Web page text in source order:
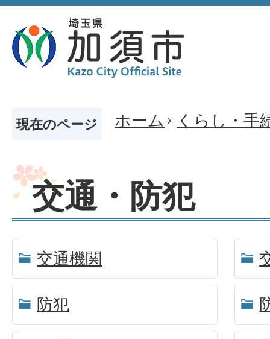
現在のページ ホーム くらし・手
交通・防犯
交通機関
防犯